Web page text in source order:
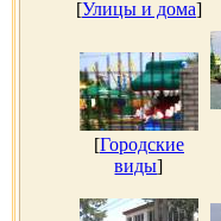
[Улицы и дома]
[Городские
виды]